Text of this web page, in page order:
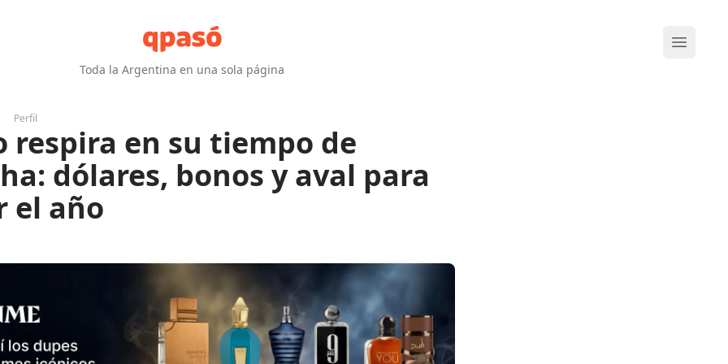
Toda la Argentina en una sola página
Abrir
Perfil
respira en su tiempo de
dólares, bonos y aval para
el año